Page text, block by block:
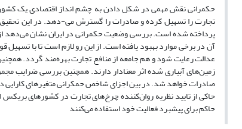
حکمرانی نقش مهمی در شکل دادن به چشم انداز اقتصادی یک
آن در برخی موارد بهبود یافته است. از این رو لازم است تا با
زمین‌های آبیاری شده اثر معنادار دارند. همچنین بررسی
صادرات خواهد شد. در بین اجزای شاخص حمکرانی متغیرهای کارایی
حاکی از تایید نظریه روان‌کننده چرخ‌های تجارت در کشورهای
حاکم برای پیشبرد فعالیت خود استفاده می‌کنند